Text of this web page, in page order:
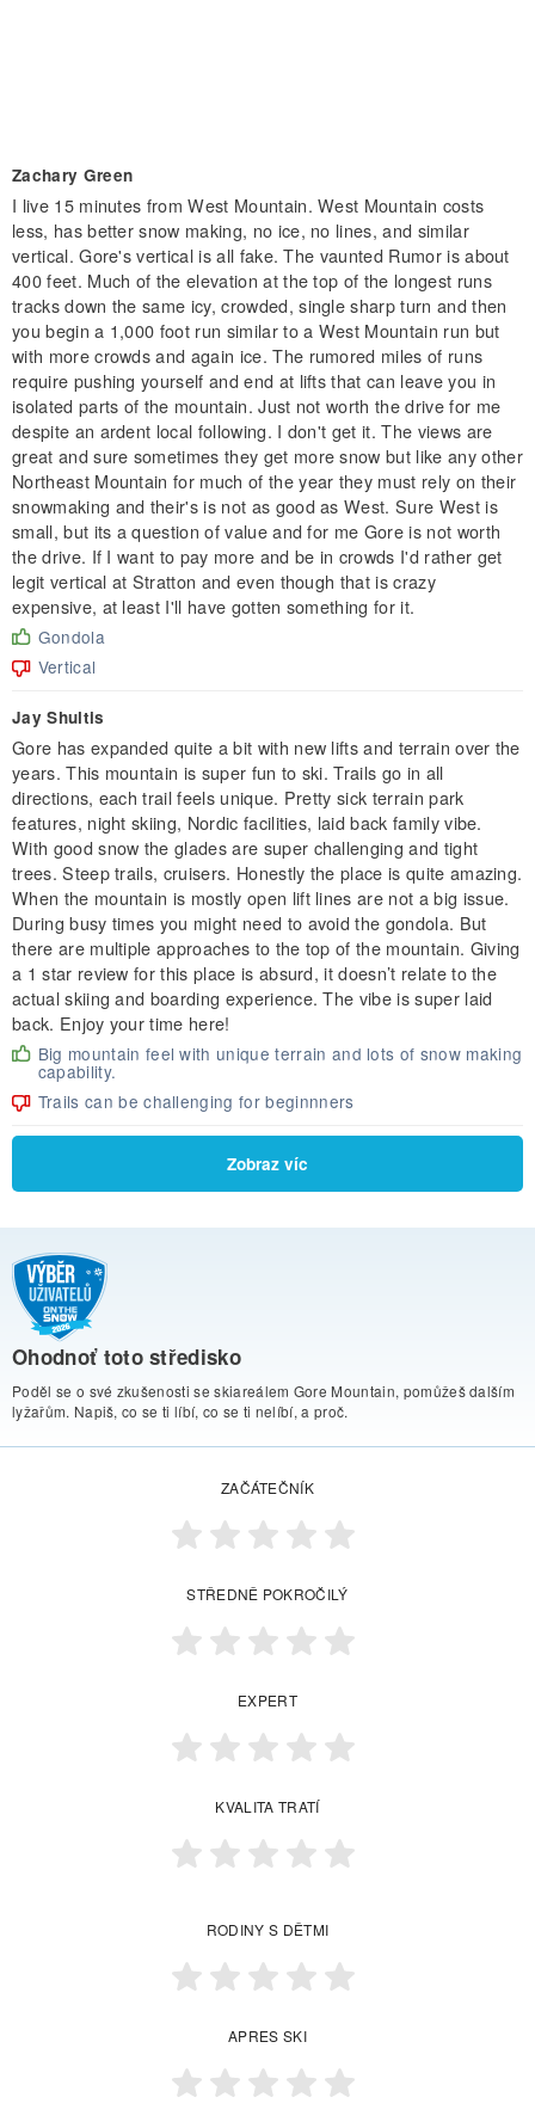
Zachary Green
I live 15 minutes from West Mountain. West Mountain costs
less, has better snow making, no ice, no lines, and similar
vertical. Gore's vertical is all fake. The vaunted Rumor is about
400 feet. Much of the elevation at the top of the longest runs
tracks down the same icy, crowded, single sharp turn and then
you begin a 1,000 foot run similar to a West Mountain run but
with more crowds and again ice. The rumored miles of runs
require pushing yourself and end at lifts that can leave you in
isolated parts of the mountain. Just not worth the drive for me
despite an ardent local following. I don't get it. The views are
great and sure sometimes they get more snow but like any other
Northeast Mountain for much of the year they must rely on their
snowmaking and their's is not as good as West. Sure West is
small, but its a question of value and for me Gore is not worth
the drive. If I want to pay more and be in crowds I'd rather get
legit vertical at Stratton and even though that is crazy
expensive, at least I'll have gotten something for it.
Gondola
Vertical
Jay Shultis
Gore has expanded quite a bit with new lifts and terrain over the
years. This mountain is super fun to ski. Trails go in all
directions, each trail feels unique. Pretty sick terrain park
features, night skiing, Nordic facilities, laid back family vibe.
With good snow the glades are super challenging and tight
trees. Steep trails, cruisers. Honestly the place is quite amazing.
When the mountain is mostly open lift lines are not a big issue.
During busy times you might need to avoid the gondola. But
there are multiple approaches to the top of the mountain. Giving
a 1 star review for this place is absurd, it doesn’t relate to the
actual skiing and boarding experience. The vibe is super laid
back. Enjoy your time here!
Big mountain feel with unique terrain and lots of snow making
capability.
Trails can be challenging for beginnners
Zobraz víc
Ohodnoť toto středisko
Poděl se o své zkušenosti se skiareálem Gore Mountain, pomůžeš dalším
lyžařům. Napiš, co se ti líbí, co se ti nelíbí, a proč.
ZAČÁTEČNÍK
STŘEDNĚ POKROČILÝ
EXPERT
KVALITA TRATÍ
RODINY S DĚTMI
APRES SKI